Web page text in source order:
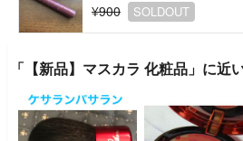
¥900
SOLDOUT
「【新品】マスカラ 化粧品」に近